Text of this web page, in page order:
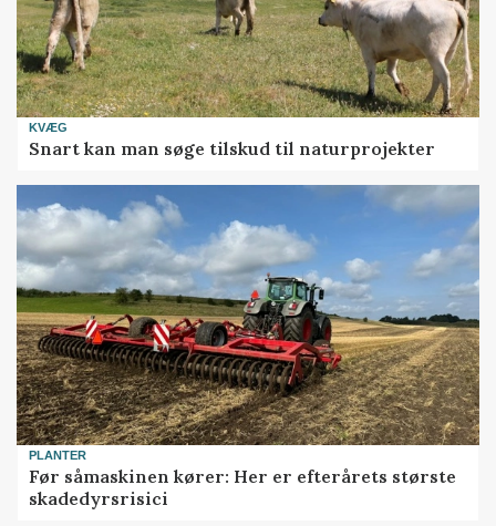
KVÆG
Snart kan man søge tilskud til naturprojekter
PLANTER
Før såmaskinen kører: Her er efterårets største
skadedyrsrisici